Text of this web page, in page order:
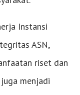
Instansi
ASN,
riset dan
menjadi